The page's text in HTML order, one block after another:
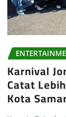
Karnival
Catat
Kota